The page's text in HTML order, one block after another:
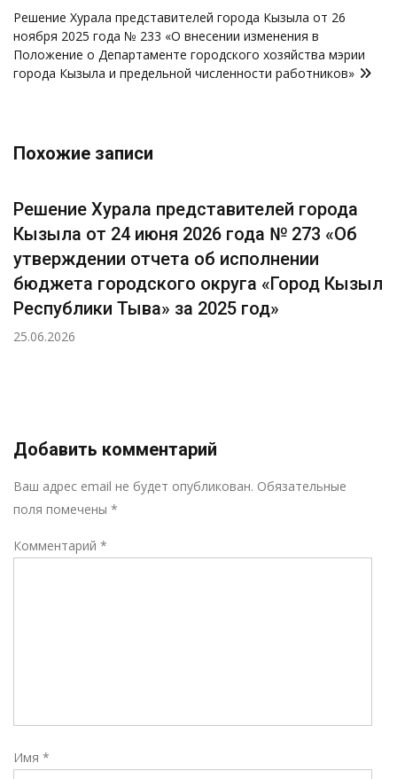
Решение Хурала представителей города Кызыла от 26
ноября 2025 года № 233 «О внесении изменения в
Положение о Департаменте городского хозяйства мэрии
города Кызыла и предельной численности работников»
Похожие записи
Решение Хурала представителей города
Кызыла от 24 июня 2026 года № 273 «Об
утверждении отчета об исполнении
бюджета городского округа «Город Кызыл
Республики Тыва» за 2025 год»
25.06.2026
Добавить комментарий
Ваш адрес email не будет опубликован. Обязательные
поля помечены *
Комментарий *
Имя *